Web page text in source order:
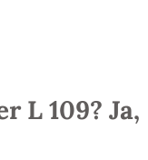
L 109? Ja,